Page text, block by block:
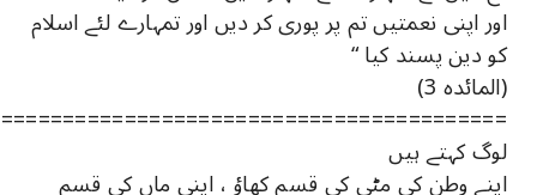
اور اپنی نعمتیں تم پر پوری کر دیں اور تمہارے لئے اسلام
کو دین پسند کیا “
(المائدہ 3)
لوگ کہتے ہیں
اپنے وطن کی مٹی کی قسم کھاؤ ، اپنی ماں کی قسم